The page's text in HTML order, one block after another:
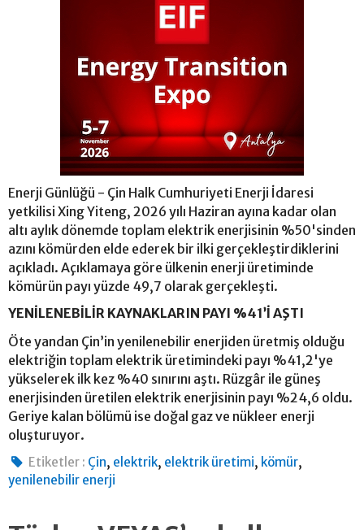
Enerji Günlüğü - Çin Halk Cumhuriyeti Enerji İdaresi
yetkilisi Xing Yiteng, 2026 yılı Haziran ayına kadar olan
altı aylık dönemde toplam elektrik enerjisinin %50'sinden
azını kömürden elde ederek bir ilki gerçekleştirdiklerini
açıkladı. Açıklamaya göre ülkenin enerji üretiminde
kömürün payı yüzde 49,7 olarak gerçekleşti.
YENİLENEBİLİR KAYNAKLARIN PAYI %41’İ AŞTI
Öte yandan Çin’in yenilenebilir enerjiden üretmiş olduğu
elektriğin toplam elektrik üretimindeki payı %41,2'ye
yükselerek ilk kez %40 sınırını aştı. Rüzgâr ile güneş
enerjisinden üretilen elektrik enerjisinin payı %24,6 oldu.
Geriye kalan bölümü ise doğal gaz ve nükleer enerji
oluşturuyor.
Etiketler : Çin, elektrik, elektrik üretimi, kömür,
yenilenebilir enerji